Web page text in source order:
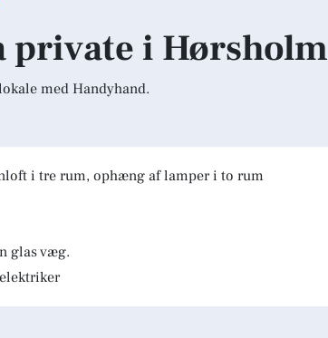
i Hørsholm
med Handyhand.
i tre rum, ophæng af lamper i to rum
glas væg.